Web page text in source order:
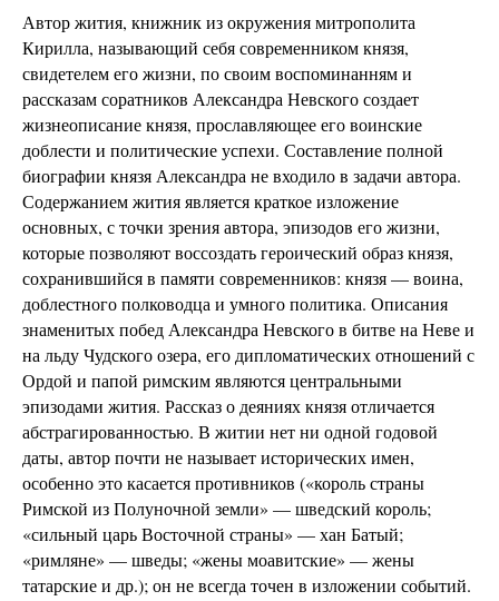
Автор жития, книжник из окружения митрополита
Кирилла, называющий себя современником князя,
свидетелем его жизни, по своим воспоминанням и
рассказам соратников Александра Невского создает
жизнеописание князя, прославляющее его воинские
доблести и политические успехи. Составление полной
биографии князя Александра не входило в задачи автора.
Содержанием жития является краткое изложение
основных, с точки зрения автора, эпизодов его жизни,
которые позволяют воссоздать героический образ князя,
сохранившийся в памяти современников: князя — воина,
доблестного полководца и умного политика. Описания
знаменитых побед Александра Невского в битве на Неве и
на льду Чудского озера, его дипломатических отношений с
Ордой и папой римским являются центральными
эпизодами жития. Рассказ о деяниях князя отличается
абстрагированностью. В житии нет ни одной годовой
даты, автор почти не называет исторических имен,
особенно это касается противников («король страны
Римской из Полуночной земли» — шведский король;
«сильный царь Восточной страны» — хан Батый;
«римляне» — шведы; «жены моавитские» — жены
татарские и др.); он не всегда точен в изложении событий.